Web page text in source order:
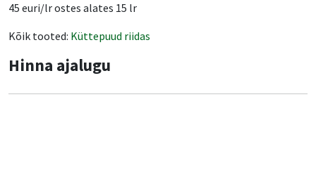
45 euri/lr ostes alates 15 lr
Kõik tooted: Küttepuud riidas
Hinna ajalugu